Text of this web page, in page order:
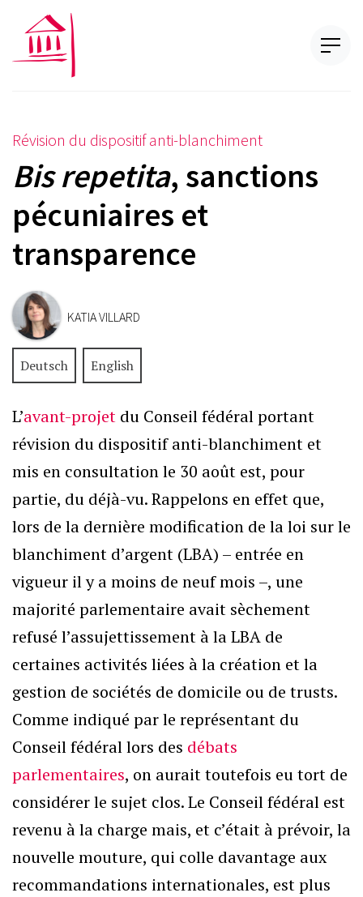
Révision du dispositif anti-blanchiment
Bis repetita, sanctions
pécuniaires et
transparence
KATIA VILLARD
Deutsch English
L’avant-projet du Conseil fédéral portant
révision du dispositif anti-blanchiment et
mis en consultation le 30 août est, pour
partie, du déjà-vu. Rappelons en effet que,
lors de la dernière modification de la loi sur le
blanchiment d’argent (LBA) – entrée en
vigueur il y a moins de neuf mois –, une
majorité parlementaire avait sèchement
refusé l’assujettissement à la LBA de
certaines activités liées à la création et la
gestion de sociétés de domicile ou de trusts.
Comme indiqué par le représentant du
Conseil fédéral lors des débats
parlementaires, on aurait toutefois eu tort de
considérer le sujet clos. Le Conseil fédéral est
revenu à la charge mais, et c’était à prévoir, la
nouvelle mouture, qui colle davantage aux
recommandations internationales, est plus